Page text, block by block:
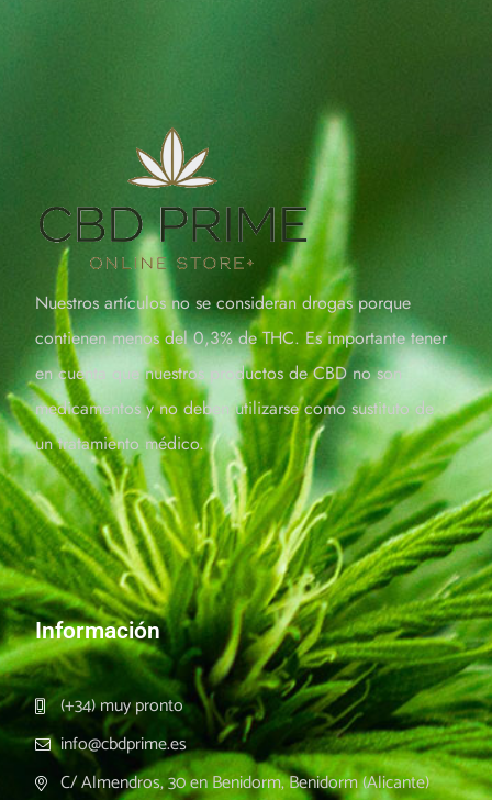
Nuestros artículos no se consideran drogas porque
contienen menos del 0,3% de THC. Es importante tener
en cuenta que nuestros productos de CBD no son
medicamentos y no deben utilizarse como sustituto de
un tratamiento médico.
Información
(+34) muy pronto
info@cbdprime.es
C/ Almendros, 30 en Benidorm, Benidorm (Alicante)